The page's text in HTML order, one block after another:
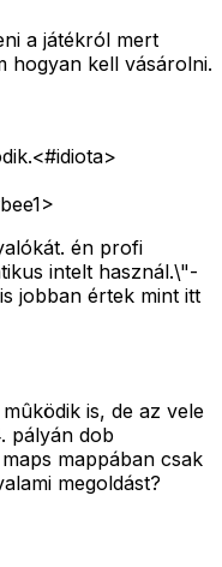
a játékról mert
hogyan kell vásárolni.
én profi
intelt használ.\"-
jobban értek mint itt
is, de az vele
pályán dob
mappában csak
megoldást?